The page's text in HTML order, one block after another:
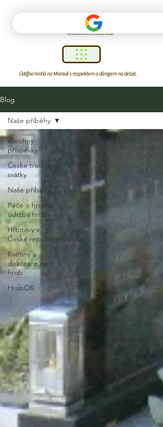
Údržba hrobů na Moravě s respektem a důrazem na detail.
Blog
Všechny
příspěvky
České tradice a
svátky
Naše příběhy
Péče o hrob a
údržba hrobu
Hřbitovy v
České republice
Květiny a
dekorace na
hrob
HrobOK
Naše příběhy